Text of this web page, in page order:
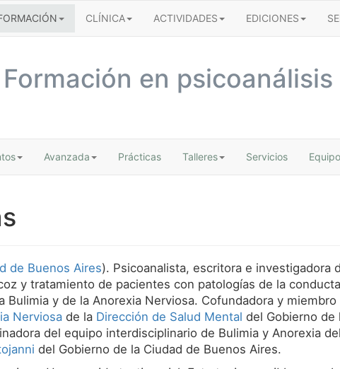
CLÍNICA ACTIVIDADES EDICIONES
Formación en psicoanálisis
Avanzada Prácticas Talleres Servicios Equipo
de Buenos Aires). Psicoanalista, escritora e investigadora
y tratamiento de pacientes con patologías de la conducta
Bulimia y de la Anorexia Nerviosa. Cofundadora y miembro
Nerviosa de la Dirección de Salud Mental del Gobierno de
del equipo interdisciplinario de Bulimia y Anorexia del
del Gobierno de la Ciudad de Buenos Aires.